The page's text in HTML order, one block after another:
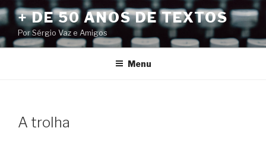
Pular
para
o
conteúdo
+ DE 50 ANOS DE TEXTOS
Por Sérgio Vaz e Amigos
Menu
A trolha